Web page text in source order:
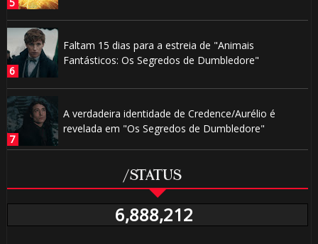
Faltam 15 dias para a estreia de "Animais
Fantásticos: Os Segredos de Dumbledore"
A verdadeira identidade de Credence/Aurélio é
revelada em "Os Segredos de Dumbledore"
/STATUS
6,888,212